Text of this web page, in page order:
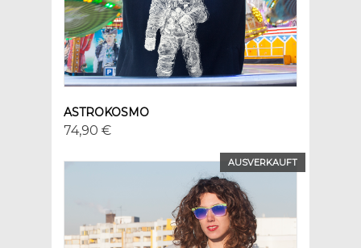
ASTROKOSMO
74,90 €
AUSVERKAUFT